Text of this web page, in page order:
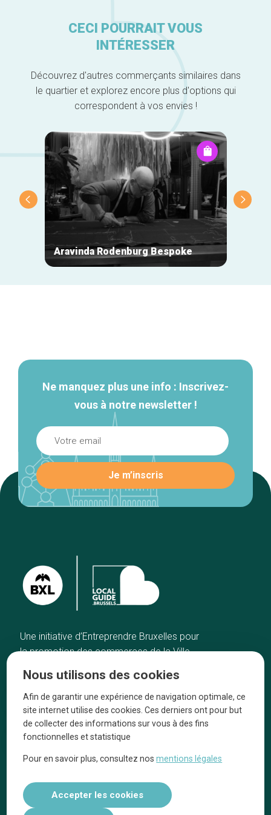
CECI POURRAIT VOUS
INTÉRESSER
Découvrez d'autres commerçants similaires dans
le quartier et explorez encore plus d'options qui
correspondent à vos envies !
Aravinda Rodenburg Bespoke
Ne manquez plus une info : Inscrivez-
vous à notre newsletter !
Une initiative d’Entreprendre Bruxelles pour
la promotion des commerces de la Ville
Accueil
Bonnes adresses
Quartiers
Blog
Tops 10
Artisans
A propos
On parle de nous
Nous utilisons des cookies
Afin de garantir une expérience de navigation optimale, ce
site internet utilise des cookies. Ces derniers ont pour but
de collecter des informations sur vous à des fins
fonctionnelles et statistique
Pour en savoir plus, consultez nosmentions légales
Accepter les cookies